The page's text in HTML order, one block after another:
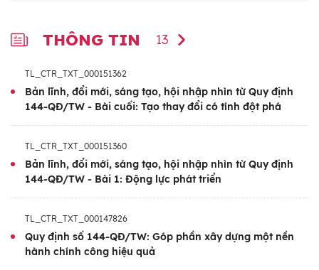
THÔNG TIN 13
TL_CTR_TXT_000151362
Bản lĩnh, đổi mới, sáng tạo, hội nhập nhìn từ Quy định
144-QĐ/TW - Bài cuối: Tạo thay đổi có tính đột phá
TL_CTR_TXT_000151360
Bản lĩnh, đổi mới, sáng tạo, hội nhập nhìn từ Quy định
144-QĐ/TW - Bài 1: Động lực phát triển
TL_CTR_TXT_000147826
Quy định số 144-QĐ/TW: Góp phần xây dựng một nền
hành chính công hiệu quả